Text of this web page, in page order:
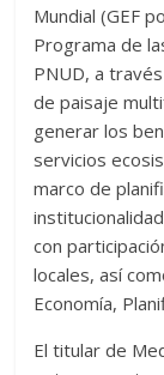
Mundial (GEF
Programa de
PNUD, a
de paisaje
generar los
servicios
marco de
con
locales, así
Economía,
El titular de